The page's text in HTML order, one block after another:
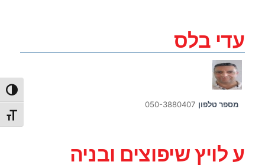
מתג
עדי בלס
מספר טלפון 050-3880407
ע לויץ שיפוצים ובניה